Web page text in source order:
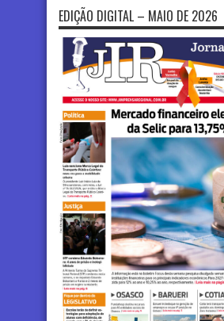
EDIÇÃO DIGITAL – MAIO DE 2026